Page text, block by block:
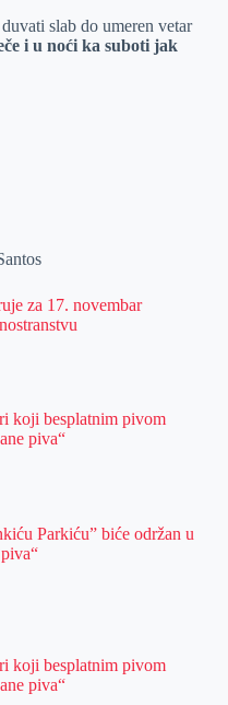
slab do umeren vetar
i u noći ka suboti jak
za 17. novembar
koji besplatnim pivom
piva“
Parkiću” biće održan u
koji besplatnim pivom
piva“